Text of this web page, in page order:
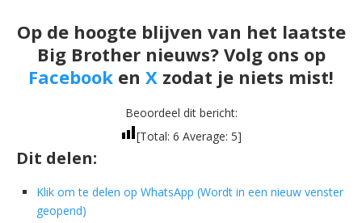
Op de hoogte blijven van het laatste
Big Brother nieuws? Volg ons op
Facebook en X zodat je niets mist!
Beoordeel dit bericht:
[Total: 6 Average: 5]
Dit delen:
Klik om te delen op WhatsApp (Wordt in een nieuw venster
geopend)